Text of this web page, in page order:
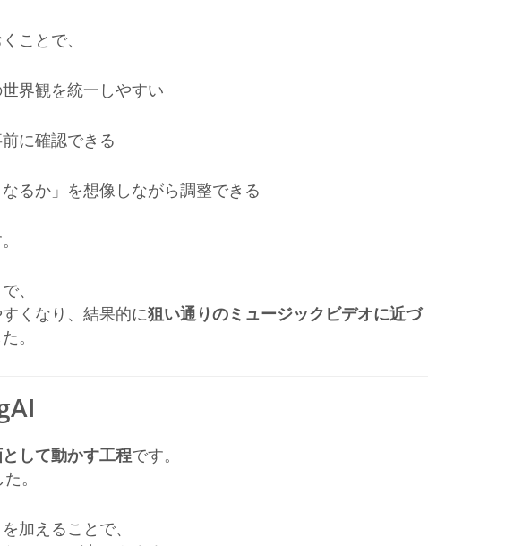
ことで、
界観を統一しやすい
に確認できる
るか」を想像しながら調整できる
、
くなり、結果的に狙い通りのミュージックビデオに近づ
。
して動かす工程です。
。
加えることで、